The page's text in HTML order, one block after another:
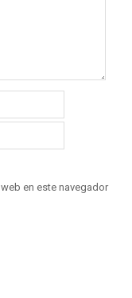
en este navegador